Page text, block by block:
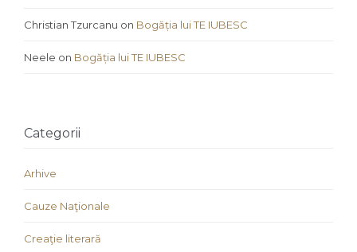
Christian Tzurcanu on Bogăția lui TE IUBESC
Neele on Bogăția lui TE IUBESC
Categorii
Arhive
Cauze Naţionale
Creaţie literară